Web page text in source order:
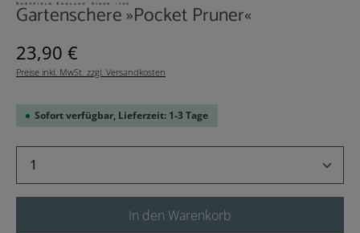
Gartenschere »Pocket Pruner«
Regulärer Preis:
23,90 €
Preise inkl. MwSt. zzgl. Versandkosten
Sofort verfügbar, Lieferzeit: 1-3 Tage
Produkt Anzahl: Gib den gewünschten
In den Warenkorb